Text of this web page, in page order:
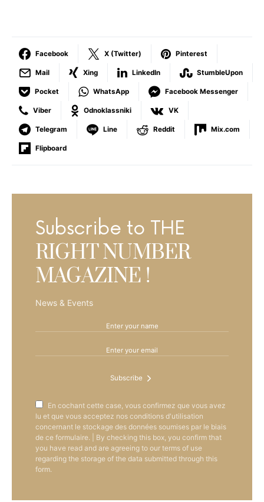
Facebook X (Twitter) Pinterest
Mail Xing LinkedIn StumbleUpon
Pocket WhatsApp Facebook Messenger
Viber Odnoklassniki VK
Telegram Line Reddit Mix.com
Flipboard
Subscribe to THE
RIGHT NUMBER
MAGAZINE !
News & Events
Subscribe
En cochant cette case, vous confirmez que vous avez
lu et que vous acceptez nos conditions d'utilisation
concernant le stockage des données soumises par le biais
de ce formulaire. | By checking this box, you confirm that
you have read and are agreeing to our terms of use
regarding the storage of the data submitted through this
form.